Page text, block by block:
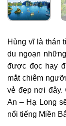
Hùng vĩ là thán
du ngoạn
được đọc hay
mắt chiêm
vẻ đẹp nơi đây.
An – Hạ Long
nổi tiếng Miền